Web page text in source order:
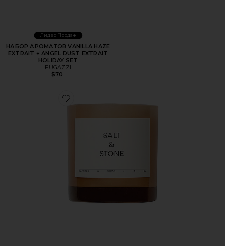
Лидер Продаж
НАБОР АРОМАТОВ VANILLA HAZE
EXTRAIT + ANGEL DUST EXTRAIT
HOLIDAY SET
FUGAZZI
$70
Favorite СВЕЧА SAFFRON & CEDAR